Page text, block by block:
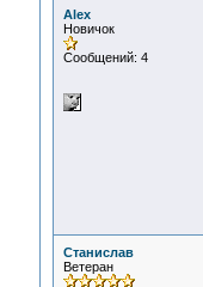
Alex
Новичок
Сообщений: 4
Станислав
Ветеран